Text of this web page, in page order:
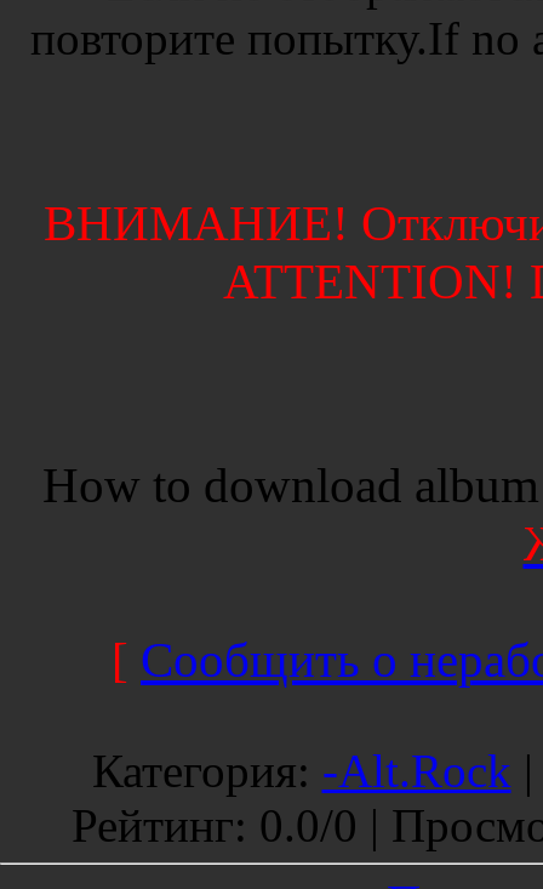
повторите попытку.If
ВНИМАНИЕ!
ATTENTION!
How to download
[ Сообщить о
Категория: -Alt.Rock
Рейтинг: 0.0/0 |